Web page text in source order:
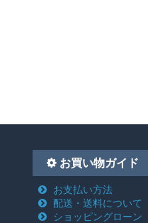
お買い物ガイド
お支払い方法
配送・送料について
ショッピングローン